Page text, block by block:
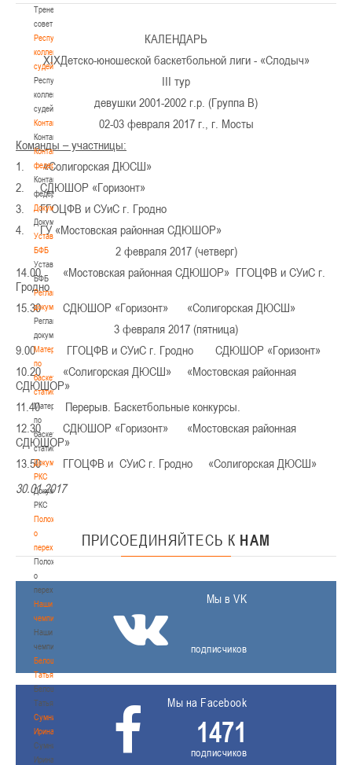
Тренерский
совет
Республиканская
коллегия
судей
Республиканская
коллегия
судей
Контакты
Контакты
Контакты
федерации
Контакты
федерации
Документы
Документы
Устав
БФБ
Устав
БФБ
Регламентирующие
документы
Регламентирующие
документы
Материалы
по
баскетбольной
статистике
Материалы
по
баскетбольной
статистике
Документы
РКС
Документы
РКС
Положение
о
переходах
Положение
о
переходах
Наши
чемпионы
Наши
чемпионы
Белошапко
Татьяна
Белошапко
Татьяна
Сумникова
Ирина
Сумникова
Ирина
КАЛЕНДАРЬ
ХIXДетско-юношеской баскетбольной лиги - «Слодыч»
III тур
девушки 2001-2002 г.р. (Группа В)
02-03 февраля 2017 г., г. Мосты
Команды – участницы:
1. «Солигорская ДЮСШ»
2. СДЮШОР «Горизонт»
3. ГГОЦФВ и СУиС г. Гродно
4. ГУ «Мостовская районная СДЮШОР»
2 февраля 2017 (четверг)
14.00 «Мостовская районная СДЮШОР» ГГОЦФВ и СУиС г.
Гродно
15.30 СДЮШОР «Горизонт» «Солигорская ДЮСШ»
3 февраля 2017 (пятница)
9.00 ГГОЦФВ и СУиС г. Гродно СДЮШОР «Горизонт»
10.20 «Солигорская ДЮСШ» «Мостовская районная
СДЮШОР»
11.40 Перерыв. Баскетбольные конкурсы.
12.30 СДЮШОР «Горизонт» «Мостовская районная
СДЮШОР»
13.50 ГГОЦФВ и СУиС г. Гродно «Солигорская ДЮСШ»
30.01.2017
ПРИСОЕДИНЯЙТЕСЬ К НАМ
Мы в VK
подписчиков
Мы на Facebook
1471
подписчиков